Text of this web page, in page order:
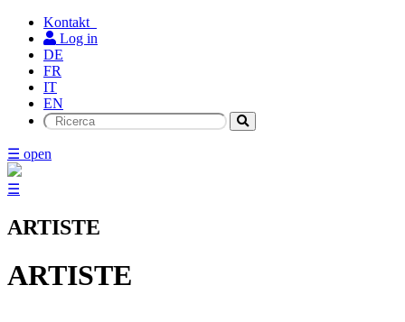
Kontakt
Log in
DE
FR
IT
EN
☰ open
☰
ARTISTE
ARTISTE